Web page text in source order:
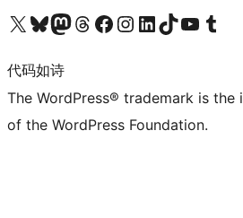
关注我们的 X（原 Twitter）账号访问我们的 Bluesky 账号关注我们的 Mastodon 账号访问我们的 Threads 账号 访问我们的 Facebook 公共主页关注我们的 Instagram 账号 关注我们的 LinkedIn 主页访问我们的 TikTok 账号访问我们的 YouTube 频道 访问我们的 Tumblr 账号
代码如诗
The WordPress® trademark is
of the WordPress Foundation.